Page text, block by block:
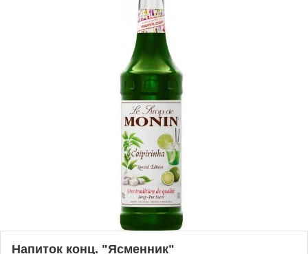
Напиток конц. "Ясменник"